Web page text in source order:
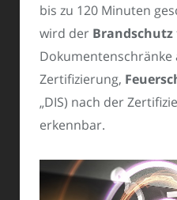
bis zu 120 Minuten
wird der Brandschutz
Dokumentenschränke
Zertifizierung,
„DIS) nach der
erkennbar.